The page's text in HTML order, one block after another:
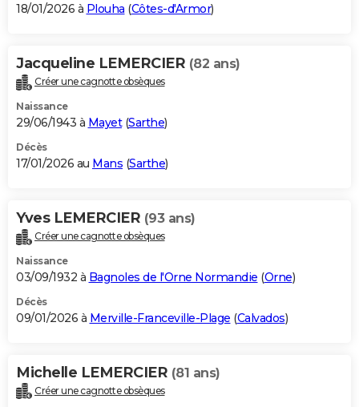
18/01/2026 à Plouha (Côtes-d'Armor)
Jacqueline LEMERCIER (82 ans)
Créer une cagnotte obsèques
Naissance
29/06/1943 à Mayet(Sarthe)
Décès
17/01/2026 au Mans (Sarthe)
Yves LEMERCIER (93 ans)
Créer une cagnotte obsèques
Naissance
03/09/1932 à Bagnoles de l'Orne Normandie (Orne)
Décès
09/01/2026 à Merville-Franceville-Plage (Calvados)
Michelle LEMERCIER (81 ans)
Créer une cagnotte obsèques